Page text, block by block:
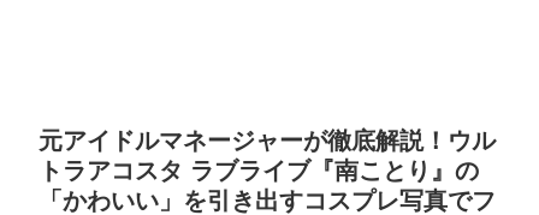
元アイドルマネージャーが徹底解説！ウル
トラアコスタ ラブライブ『南ことり』の
「かわいい」を引き出すコスプレ写真でフ